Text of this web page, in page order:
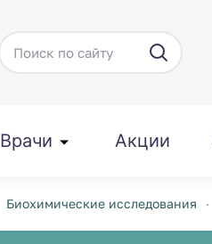
Врачи Акции
Биохимические исследования